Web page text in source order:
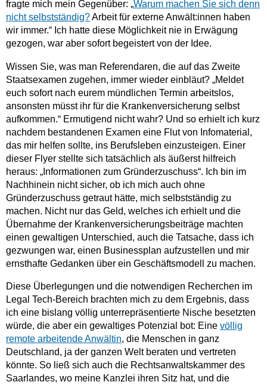
fragte mich mein Gegenüber: „Warum machen Sie sich denn
nicht selbstständig?Arbeit für externe Anwält:innen haben
wir immer.“ Ich hatte diese Möglichkeit nie in Erwägung
gezogen, war aber sofort begeistert von der Idee.
Wissen Sie, was man Referendaren, die auf das Zweite
Staatsexamen zugehen, immer wieder einbläut? „Meldet
euch sofort nach eurem mündlichen Termin arbeitslos,
ansonsten müsst ihr für die Krankenversicherung selbst
aufkommen.“ Ermutigend nicht wahr? Und so erhielt ich kurz
nachdem bestandenen Examen eine Flut von Infomaterial,
das mir helfen sollte, ins Berufsleben einzusteigen. Einer
dieser Flyer stellte sich tatsächlich als äußerst hilfreich
heraus: „Informationen zum Gründerzuschuss“. Ich bin im
Nachhinein nicht sicher, ob ich mich auch ohne
Gründerzuschuss getraut hätte, mich selbstständig zu
machen. Nicht nur das Geld, welches ich erhielt und die
Übernahme der Krankenversicherungsbeiträge machten
einen gewaltigen Unterschied, auch die Tatsache, dass ich
gezwungen war, einen Businessplan aufzustellen und mir
ernsthafte Gedanken über ein Geschäftsmodell zu machen.
Diese Überlegungen und die notwendigen Recherchen im
Legal Tech-Bereich brachten mich zu dem Ergebnis, dass
ich eine bislang völlig unterrepräsentierte Nische besetzten
würde, die aber ein gewaltiges Potenzial bot: Eine völlig
remote arbeitende Anwältin, die Menschen in ganz
Deutschland, ja der ganzen Welt beraten und vertreten
könnte. So ließ sich auch die Rechtsanwaltskammer des
Saarlandes, wo meine Kanzlei ihren Sitz hat, und die